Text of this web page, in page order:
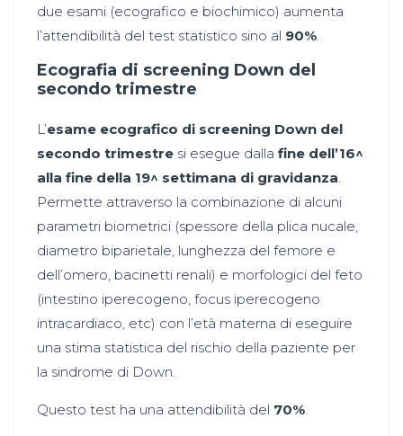
due esami (ecografico e biochimico) aumenta
l’attendibilità del test statistico sino al 90%.
Ecografia di screening Down del
secondo trimestre
L’esame ecografico di screening Down del
secondo trimestre si esegue dalla fine dell’16^
alla fine della 19^ settimana di gravidanza.
Permette attraverso la combinazione di alcuni
parametri biometrici (spessore della plica nucale,
diametro biparietale, lunghezza del femore e
dell’omero, bacinetti renali) e morfologici del feto
(intestino iperecogeno, focus iperecogeno
intracardiaco, etc) con l’età materna di eseguire
una stima statistica del rischio della paziente per
la sindrome di Down.
Questo test ha una attendibilità del 70%.